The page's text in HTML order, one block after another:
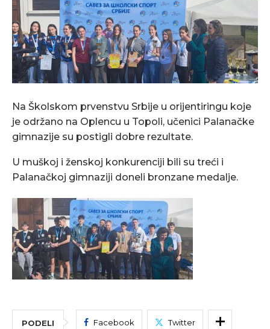
Na Školskom prvenstvu Srbije u orijentiringu koje
je održano na Oplencu u Topoli, učenici Palanačke
gimnazije su postigli dobre rezultate.
U muškoj i ženskoj konkurenciji bili su treći i
Palanačkoj gimnaziji doneli bronzane medalje.
PODELI Facebook Twitter